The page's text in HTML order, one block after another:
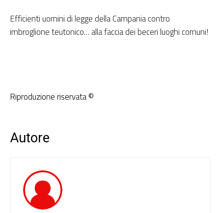
Efficienti uomini di legge della Campania contro
imbroglione teutonico… alla faccia dei beceri luoghi comuni!
Riproduzione riservata ©
Autore